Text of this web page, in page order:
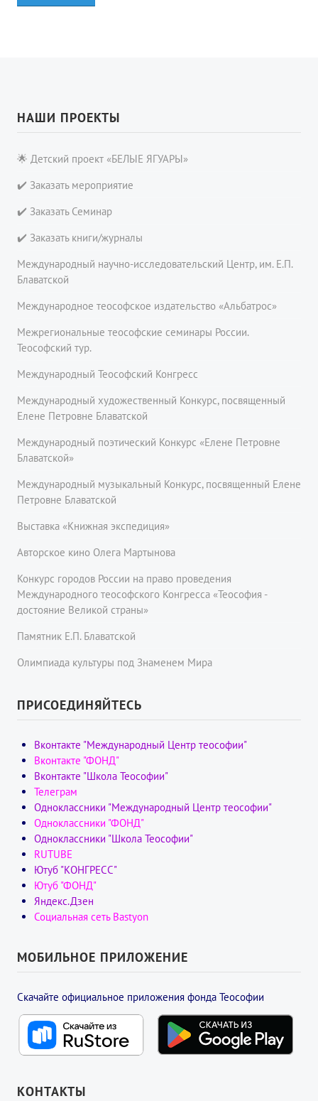
НАШИ ПРОЕКТЫ
🌟 Детский проект «БЕЛЫЕ ЯГУАРЫ»
✔️ Заказать мероприятие
✔️ Заказать Семинар
✔️ Заказать книги/журналы
Международный научно-исследовательский Центр, им. Е.П.
Блаватской
Международное теософское издательство «Альбатрос»
Межрегиональные теософские семинары России.
Теософский тур.
Международный Теософский Конгресс
Международный художественный Конкурс, посвященный
Елене Петровне Блаватской
Международный поэтический Конкурс «Елене Петровне
Блаватской»
Международный музыкальный Конкурс, посвященный Елене
Петровне Блаватской
Выставка «Книжная экспедиция»
Авторское кино Олега Мартынова
Конкурс городов России на право проведения
Международного теософского Конгресса «Теософия -
достояние Великой страны»
Памятник Е.П. Блаватской
Олимпиада культуры под Знаменем Мира
ПРИСОЕДИНЯЙТЕСЬ
Вконтакте "Международный Центр теософии"
Вконтакте "ФОНД"
Вконтакте "Школа Теософии"
Телеграм
Одноклассники "Международный Центр теософии"
Одноклассники "ФОНД"
Одноклассники "Школа Теософии"
RUTUBE
Ютуб "КОНГРЕСС"
Ютуб "ФОНД"
Яндекс.Дзен
Социальная сеть Bastyon
МОБИЛЬНОЕ ПРИЛОЖЕНИЕ
Скачайте официальное приложения фонда Теософии
КОНТАКТЫ